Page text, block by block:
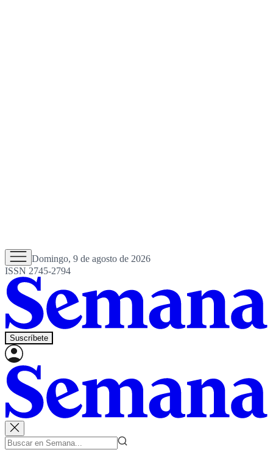
Domingo, 9 de agosto de 2026
ISSN 2745-2794
Suscríbete